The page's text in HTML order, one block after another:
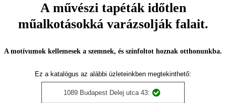
A művészi tapéták időtlen
műalkotásokká varázsolják falait.
A motívumok kellemesek a szemnek, és színfoltot hoznak otthonunkba.
Ez a katalógus az alábbi üzleteinkben megtekinthető:
1089 Budapest Delej utca 43: